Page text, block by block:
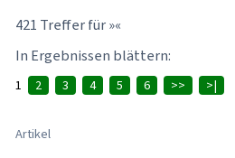
421 Treffer für »«
In Ergebnissen blättern:
1 2 3 4 5 6 >> >|
Artikel